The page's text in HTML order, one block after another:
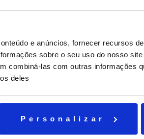
e anúncios, fornecer recursos
sobre o seu uso do nosso
combiná-las com outras informações
deles
Personalizar